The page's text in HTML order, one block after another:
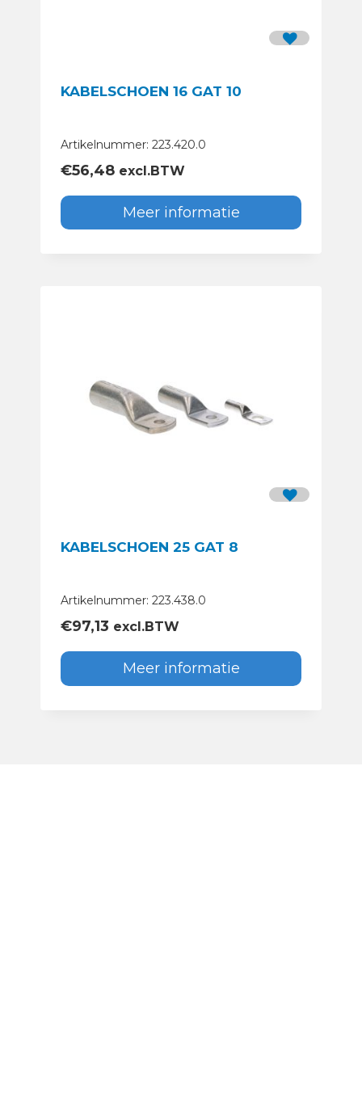
KABELSCHOEN 16 GAT 10
Artikelnummer: 223.420.0
€56,48 excl.BTW
Meer informatie
KABELSCHOEN 25 GAT 8
Artikelnummer: 223.438.0
€97,13 excl.BTW
Meer informatie